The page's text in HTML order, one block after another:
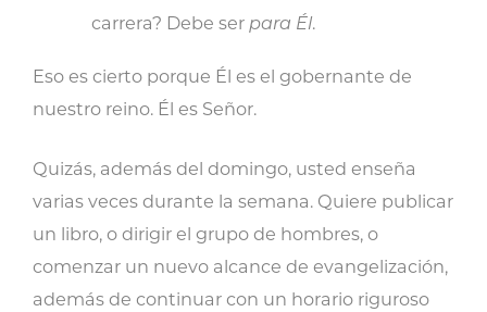
carrera? Debe ser para Él.
Eso es cierto porque Él es el gobernante de
nuestro reino. Él es Señor.
Quizás, además del domingo, usted enseña
varias veces durante la semana. Quiere publicar
un libro, o dirigir el grupo de hombres, o
comenzar un nuevo alcance de evangelización,
además de continuar con un horario riguroso